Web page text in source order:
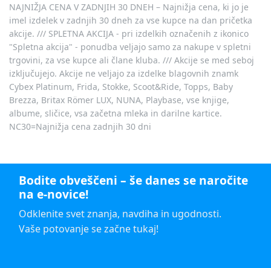
NAJNIŽJA CENA V ZADNJIH 30 DNEH – Najnižja cena, ki jo je
imel izdelek v zadnjih 30 dneh za vse kupce na dan pričetka
akcije. /// SPLETNA AKCIJA - pri izdelkih označenih z ikonico
"Spletna akcija" - ponudba veljajo samo za nakupe v spletni
trgovini, za vse kupce ali člane kluba. /// Akcije se med seboj
izključujejo. Akcije ne veljajo za izdelke blagovnih znamk
Cybex Platinum, Frida, Stokke, Scoot&Ride, Topps, Baby
Brezza, Britax Römer LUX, NUNA, Playbase, vse knjige,
albume, sličice, vsa začetna mleka in darilne kartice.
NC30=Najnižja cena zadnjih 30 dni
Bodite obveščeni – še danes se naročite
na e-novice!
Odklenite svet znanja, navdiha in ugodnosti.
Vaše potovanje se začne tukaj!